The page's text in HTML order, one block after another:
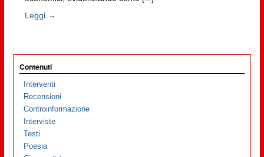
Leggi →
Contenuti
Interventi
Recensioni
Controinformazione
Interviste
Testi
Poesia